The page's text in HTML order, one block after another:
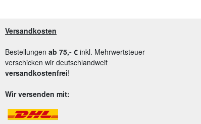
Versandkosten
Bestellungen ab 75,- € inkl. Mehrwertsteuer
verschicken wir deutschlandweit
versandkostenfrei!
Wir versenden mit: